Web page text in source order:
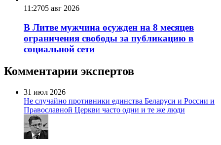
11:2705 авг 2026
В Литве мужчина осужден на 8 месяцев
ограничения свободы за публикацию в
социальной сети
Комментарии экспертов
31 июл 2026
Не случайно противники единства Беларуси и России и
Православной Церкви часто одни и те же люди